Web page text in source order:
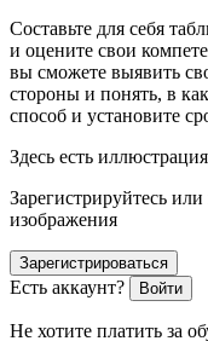
Составьте для себя
и оцените свои
вы сможете выявить
стороны и понять, в
способ и установите
Здесь есть иллюстрация
Зарегистрируйтесь
изображения
Зарегистрироваться
Есть аккаунт? Войти
Не хотите платить за